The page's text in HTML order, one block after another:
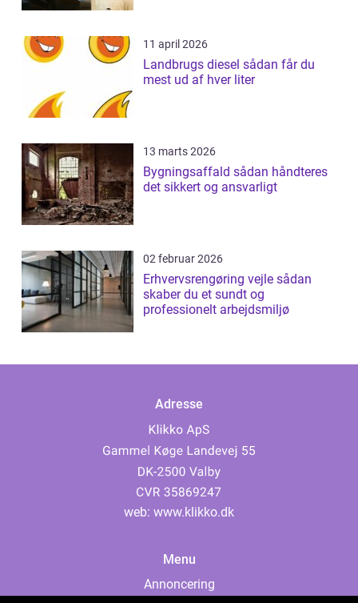
11 april 2026
Landbrugs diesel sådan får du
mest ud af hver liter
13 marts 2026
Bygningsaffald sådan håndteres
det sikkert og ansvarligt
02 februar 2026
Erhvervsrengøring vejle sådan
skaber du et sundt og
professionelt arbejdsmiljø
Adresse
web: www.klikko.dk
Menu
Annoncering